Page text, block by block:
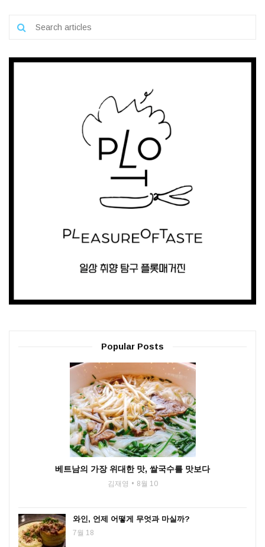
Popular Posts
베트남의 가장 위대한 맛, 쌀국수를 맛보다
김재영 8월 10
와인, 언제 어떻게 무엇과 마실까?
7월 18